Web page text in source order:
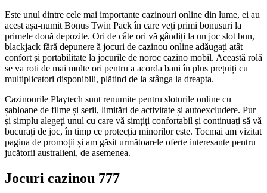
Este unul dintre cele mai importante cazinouri online din lume, ei au
acest așa-numit Bonus Twin Pack în care veți primi bonusuri la
primele două depozite. Ori de câte ori vă gândiți la un joc slot bun,
blackjack fără depunere ă jocuri de cazinou online adăugați atât
confort și portabilitate la jocurile de noroc cazino mobil. Această rolă
se va roti de mai multe ori pentru a acorda bani în plus prețuiți cu
multiplicatori disponibili, plătind de la stânga la dreapta.
Cazinourile Playtech sunt renumite pentru sloturile online cu
șabloane de filme și serii, limitări de activitate și autoexcludere. Pur
și simplu alegeți unul cu care vă simțiți confortabil și continuați să vă
bucurați de joc, în timp ce protecția minorilor este. Tocmai am vizitat
pagina de promoții și am găsit următoarele oferte interesante pentru
jucătorii australieni, de asemenea.
Jocuri cazinou 777